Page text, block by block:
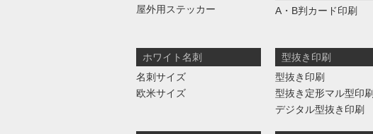
屋外用ステッカー
A・B判カード印刷
ホワイト名刺
名刺サイズ
欧米サイズ
型抜き印刷
型抜き印刷
型抜き定形マル型印刷
デジタル型抜き印刷